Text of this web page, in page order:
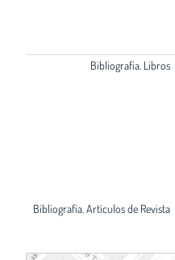
Bibliografía. Libros
Bibliografía. Artículos de Revista